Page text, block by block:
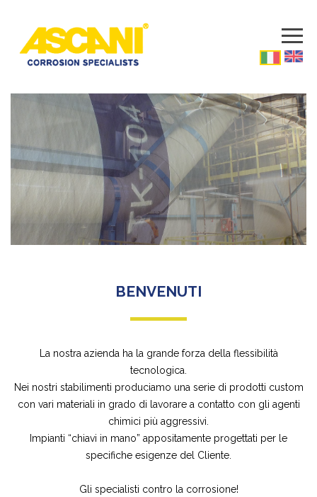
BENVENUTI
La nostra azienda ha la grande forza della flessibilità
tecnologica.
Nei nostri stabilimenti produciamo una serie di prodotti custom
con vari materiali in grado di lavorare a contatto con gli agenti
chimici più aggressivi.
Impianti “chiavi in mano” appositamente progettati per le
specifiche esigenze del Cliente.
Gli specialisti contro la corrosione!